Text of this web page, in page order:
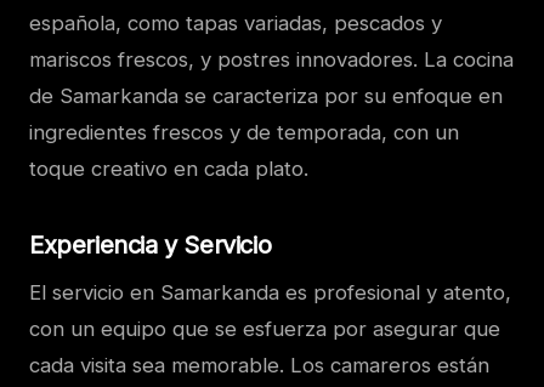
española, como tapas variadas, pescados y
mariscos frescos, y postres innovadores. La cocina
de Samarkanda se caracteriza por su enfoque en
ingredientes frescos y de temporada, con un
toque creativo en cada plato.
Experiencia y Servicio
El servicio en Samarkanda es profesional y atento,
con un equipo que se esfuerza por asegurar que
cada visita sea memorable. Los camareros están